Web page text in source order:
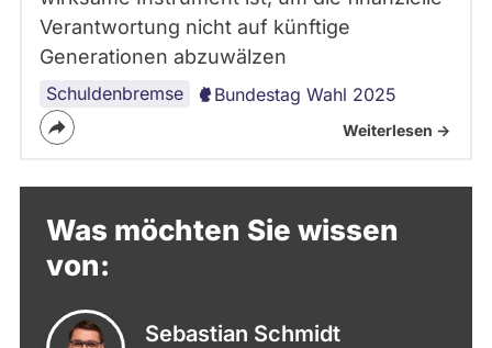
Verantwortung nicht auf künftige
Generationen abzuwälzen
Schuldenbremse Bundestag Wahl 2025
Weiterlesen ->
Was möchten Sie wissen
von:
Sebastian Schmidt